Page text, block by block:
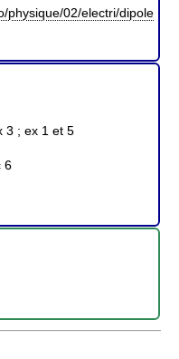
physique/02/electri/dipole
3 ; ex 1 et 5
6